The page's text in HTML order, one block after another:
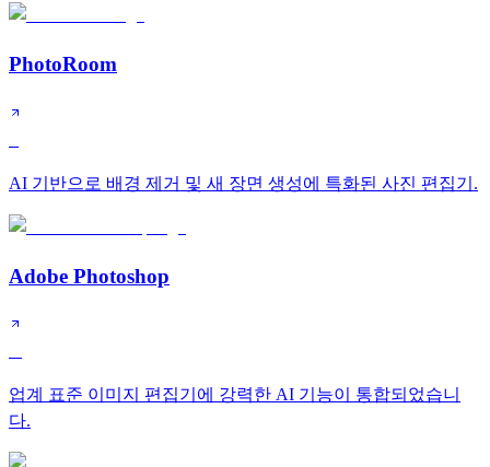
PhotoRoom
AI 기반으로 배경 제거 및 새 장면 생성에 특화된 사진 편집기.
Adobe Photoshop
업계 표준 이미지 편집기에 강력한 AI 기능이 통합되었습니
다.